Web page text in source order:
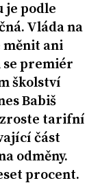
je podle
Vláda na
měnit ani
se premiér
školství
Babiš
tarifní
část
odměny.
procent.